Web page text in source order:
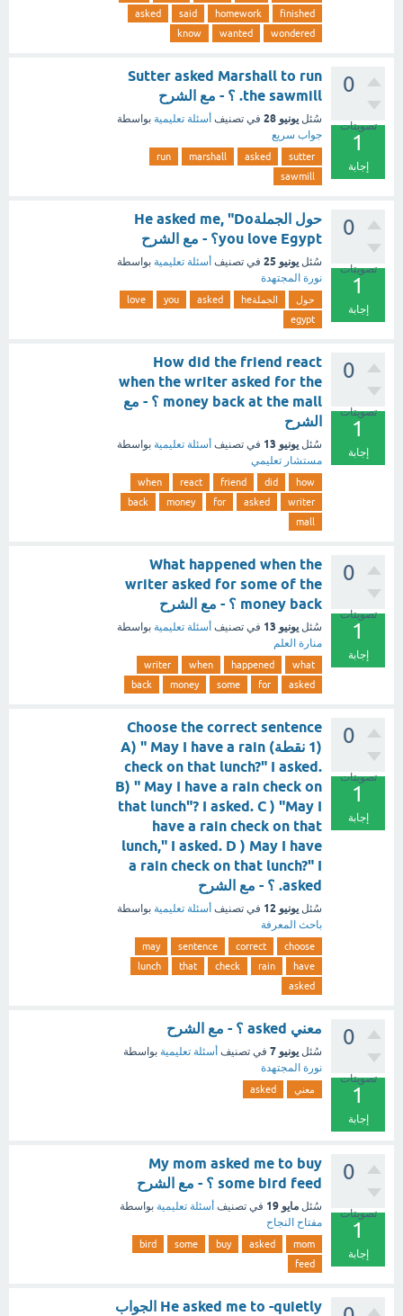
finished
homework
said
asked
wondered
wanted
know
0
تصويتات
1
إجابة
Sutter asked Marshall to run
the sawmill. ؟ - مع الشرح
سُئل يونيو 28 في تصنيف أسئلة تعليمية بواسطة
جواب سريع
sutter
asked
marshall
run
sawmill
0
تصويتات
1
إجابة
حول الجملةHe asked me, "Do
you love Egypt؟ - مع الشرح
سُئل يونيو 25 في تصنيف أسئلة تعليمية بواسطة
نورة المجتهدة
حول الجملةhe asked
you
love
egypt
0
تصويتات
1
إجابة
How did the friend react
when the writer asked for the
money back at the mall ؟ - مع
الشرح
سُئل يونيو 13 في تصنيف أسئلة تعليمية بواسطة
مستشار تعليمي
how
did
friend
react
when
writer
asked
for
money
back
mall
0
تصويتات
1
إجابة
What happened when the
writer asked for some of the
money back ؟ - مع الشرح
سُئل يونيو 13 في تصنيف أسئلة تعليمية بواسطة
منارة العلم
what
happened
when
writer
asked
for
some
money
back
0
تصويتات
1
إجابة
Choose the correct sentence
(1 نقطة) A) " May I have a rain
check on that lunch?" I asked.
B) " May I have a rain check on
that lunch"? I asked. C ) "May I
have a rain check on that
lunch," I asked. D ) May I have
a rain check on that lunch?" I
asked. ؟ - مع الشرح
سُئل يونيو 12 في تصنيف أسئلة تعليمية بواسطة
باحث المعرفة
choose
correct
sentence
may
have
rain
check
that
lunch
asked
0
تصويتات
1
إجابة
معني asked ؟ - مع الشرح
سُئل يونيو 7 في تصنيف أسئلة تعليمية بواسطة
نورة المجتهدة
معني asked
0
تصويتات
1
إجابة
My mom asked me to buy
some bird feed ؟ - مع الشرح
سُئل مايو 19 في تصنيف أسئلة تعليمية بواسطة
مفتاح النجاح
mom
asked
buy
some
bird
feed
He asked me to -quietly الجواب